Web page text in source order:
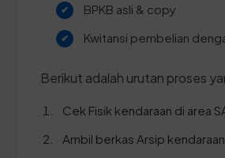
BPKB asli & copy
Kwitansi pembelian
Berikut adalah urutan proses
Cek Fisik kendaraan di area
Ambil berkas Arsip kendaraan.